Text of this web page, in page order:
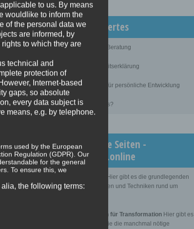
Wissenswertes
☞ Ablauf einer Beratung
☞ Vertraulichkeitserklärung
☞ Grundlagen für persönliche Entwicklung
☞ Was kostet es?
Wichtigste Seiten -
minimedi.online
Hier gibt es die grundlegenden
Wissenseinheiten und Techniken rund um
⇒ Meditationen für TransformationHier gibt es
Meditationen, die die manchmal nötige
to us. By means
wouldlike to inform the
of the personal data we
are informed, by
to which they are
technical and
protection of
Internet-based
gaps, so absolute
every data subject is
means, e.g. by telephone.
used by the European
Regulation (GDPR). Our
for the general
To ensure this, we
the following terms: